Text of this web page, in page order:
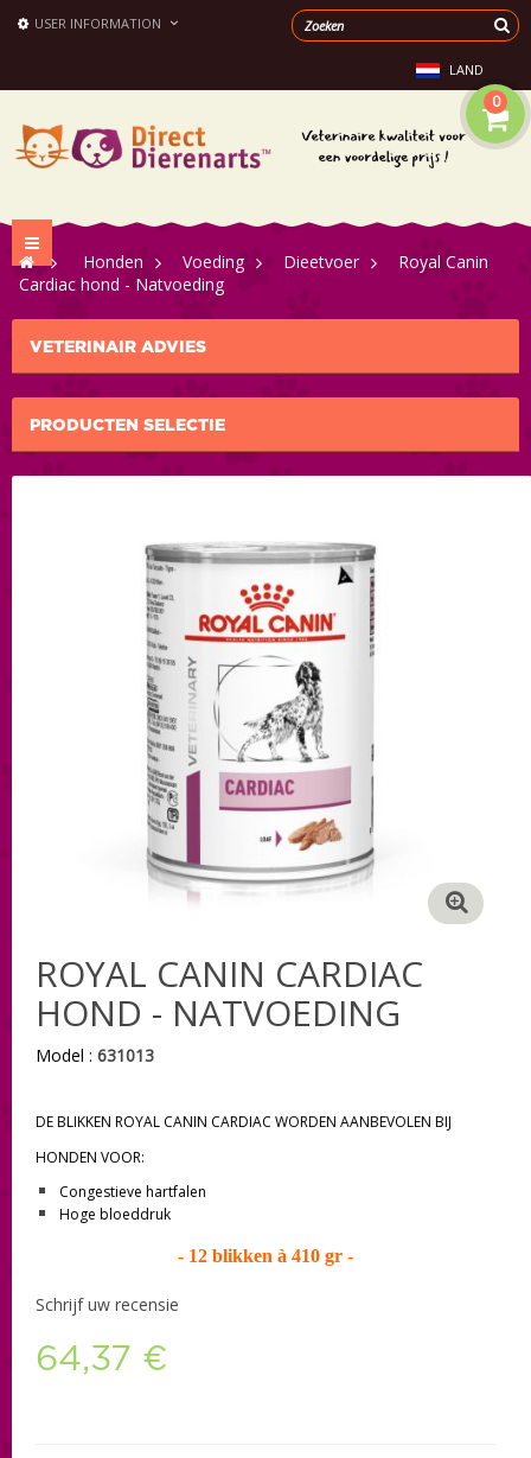
USER INFORMATION
LAND
0
Toggle
navigation
> Honden > Voeding > Dieetvoer >
Royal Canin
Cardiac hond - Natvoeding
VETERINAIR ADVIES
PRODUCTEN SELECTIE
ROYAL CANIN CARDIAC
HOND - NATVOEDING
Model : 631013
DE BLIKKEN ROYAL CANIN CARDIAC WORDEN AANBEVOLEN BIJ
HONDEN VOOR:
Congestieve hartfalen
Hoge bloeddruk
- 12 blikken à 410 gr -
Schrijf uw recensie
64,37 €